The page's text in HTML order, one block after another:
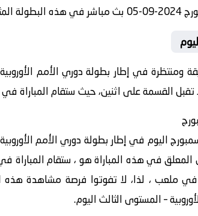
ومنتظرة في إطار بطولة دوري الأمم
تقبل القسمة على اثنين، حيث ستقام المباراة
اليوم في إطار بطولة دوري الأمم
في ملعب ، لذا، لا تفوتوا فرصة مشاهدة
– المستوى الثالث اليوم.